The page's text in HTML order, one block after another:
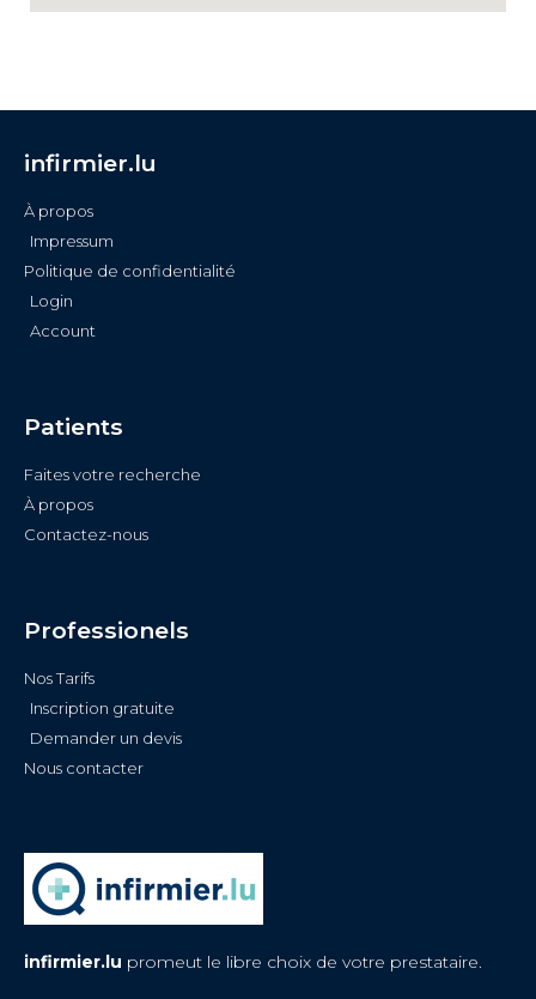
infirmier.lu
À propos
Impressum
Politique de confidentialité
Login
Account
Patients
Faites votre recherche
À propos
Contactez-nous
Professionels
Nos Tarifs
Inscription gratuite
Demander un devis
Nous contacter
infirmier.lu promeut le libre choix de votre prestataire.